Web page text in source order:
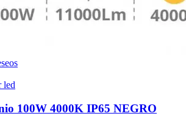
led
100W 4000K IP65 NEGRO